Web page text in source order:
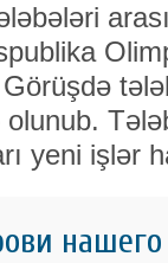
olunub.
yeni işlər